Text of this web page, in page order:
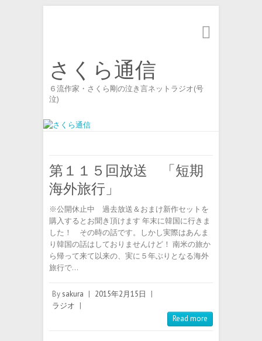
さくら通信
６流作家・さくら剛の泣き言ネットラジオ(号
泣)
第１１５回放送 「短期
海外旅行」
※公開休止中 過去放送＆おまけ新作セットを
購入するとお聞き頂けます 年末に韓国に行きま
した！ その時の話です。しかし実際はあんま
り韓国の話はしておりませんけど！ 南米の旅か
ら帰って来て以来の、実に５年ぶりとなる海外
旅行で…
Bysakura | 2015年2月15日
|
ラジオ |
Read more